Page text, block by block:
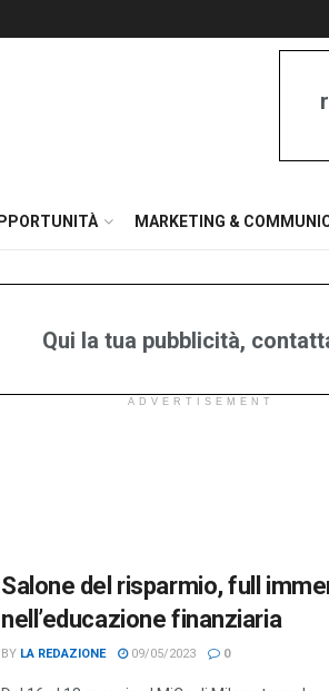
MARKETING &
Qui la tua pubblicità,
ADVERTISEMENT
Salone del risparmio, full
nell’educazione finanziaria
BY LA REDAZIONE 09/05/2023 0